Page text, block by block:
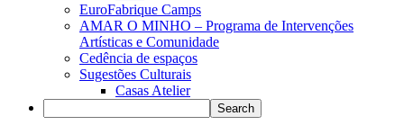
EuroFabrique Camps
AMAR O MINHO – Programa de Intervenções
Artísticas e Comunidade
Cedência de espaços
Sugestões Culturais
Casas Atelier